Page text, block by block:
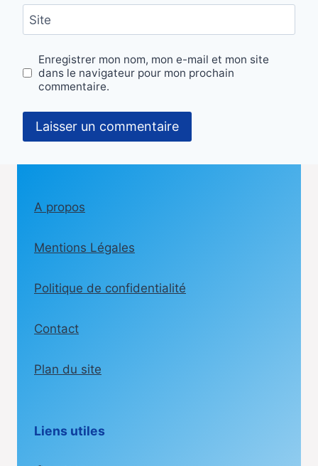
Site
Enregistrer mon nom, mon e-mail et mon site
dans le navigateur pour mon prochain
commentaire.
A propos
Mentions Légales
Politique de confidentialité
Contact
Plan du site
Liens utiles